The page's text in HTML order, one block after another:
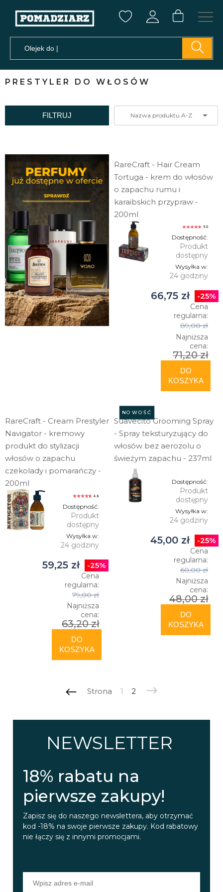
PRESTYLER DO WŁOSÓW
FILTRUJ Nazwa produktu A-Z
RareCraft - Hair Cream
Tortuga - krem do włosów
o zapachu rumu i
karaibskich przypraw -
200ml
5.0
Dostępność:
Produkt
dostępny
Wysyłka w:
24 godziny
66,75 zł -25%
Cena
regularna:
89,00 zł
Najniższa
cena:
71,20 zł
DO
KOSZYKA
RareCraft - Cream Prestyler
Navigator - kremowy
produkt do stylizacji
włosów o zapachu
czekolady i pomarańczy -
200ml
4.8
Dostępność:
Produkt
dostępny
Wysyłka w:
24 godziny
59,25 zł -25%
Cena
regularna:
79,00 zł
Najniższa
cena:
63,20 zł
DO
KOSZYKA
Suavecito Grooming Spray
- Spray teksturyzujący do
włosów bez aerozolu o
świeżym zapachu - 237ml
Dostępność:
Produkt
dostępny
Wysyłka w:
24 godziny
45,00 zł -25%
Cena
regularna:
60,00 zł
Najniższa
cena:
48,00 zł
DO
KOSZYKA
NOWOŚĆ
Strona 1 2
NEWSLETTER
18% rabatu na
pierwsze zakupy!
Zapisz się do naszego newslettera, aby otrzymać
kod -18% na swoje pierwsze zakupy. Kod rabatowy
nie łączy się z innymi promocjami.